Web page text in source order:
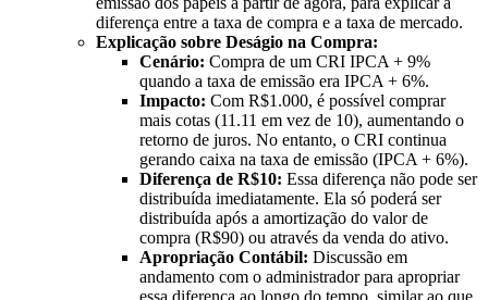
diferença entre a taxa de compra e a taxa de mercado.
Explicação sobre Deságio na Compra:
Cenário: Compra de um CRI IPCA + 9%
quando a taxa de emissão era IPCA + 6%.
Impacto: Com R$1.000, é possível comprar
mais cotas (11.11 em vez de 10), aumentando o
retorno de juros. No entanto, o CRI continua
gerando caixa na taxa de emissão (IPCA + 6%).
Diferença de R$10: Essa diferença não pode ser
distribuída imediatamente. Ela só poderá ser
distribuída após a amortização do valor de
compra (R$90) ou através da venda do ativo.
Apropriação Contábil: Discussão em
andamento com o administrador para apropriar
essa diferença ao longo do tempo, similar ao que